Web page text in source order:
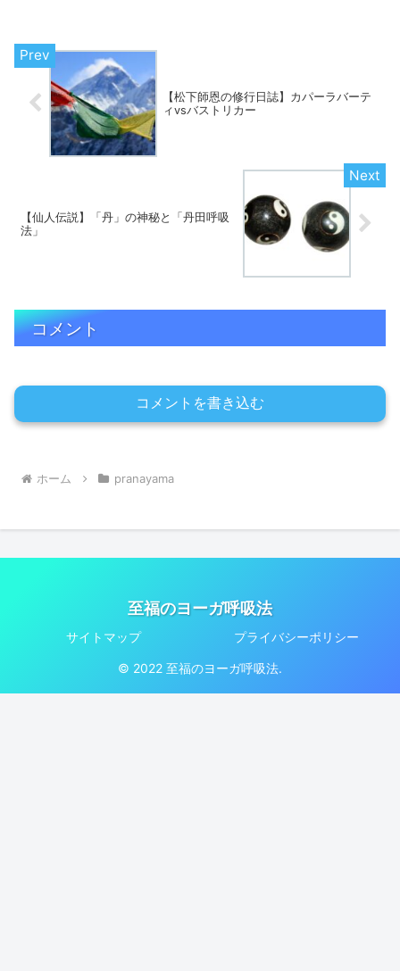
【松下師恩の修行日誌】カパーラバーテ
ィvsバストリカー
【仙人伝説】「丹」の神秘と「丹田呼吸
法」
コメント
コメントを書き込む
ホーム pranayama
至福のヨーガ呼吸法
サイトマップ プライバシーポリシー
© 2022 至福のヨーガ呼吸法.